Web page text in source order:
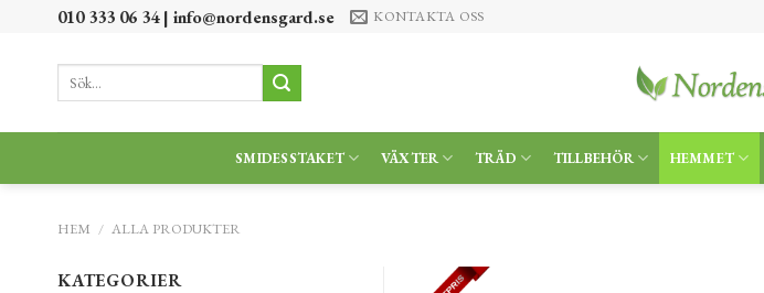
010 333 06 34 | info@nordensgard.se KONTAKTA OSS
efter:
SMIDESSTAKET VÄXTER TRÄD TILLBEHÖR HEMMET
HEM / ALLA PRODUKTER
KATEGORIER